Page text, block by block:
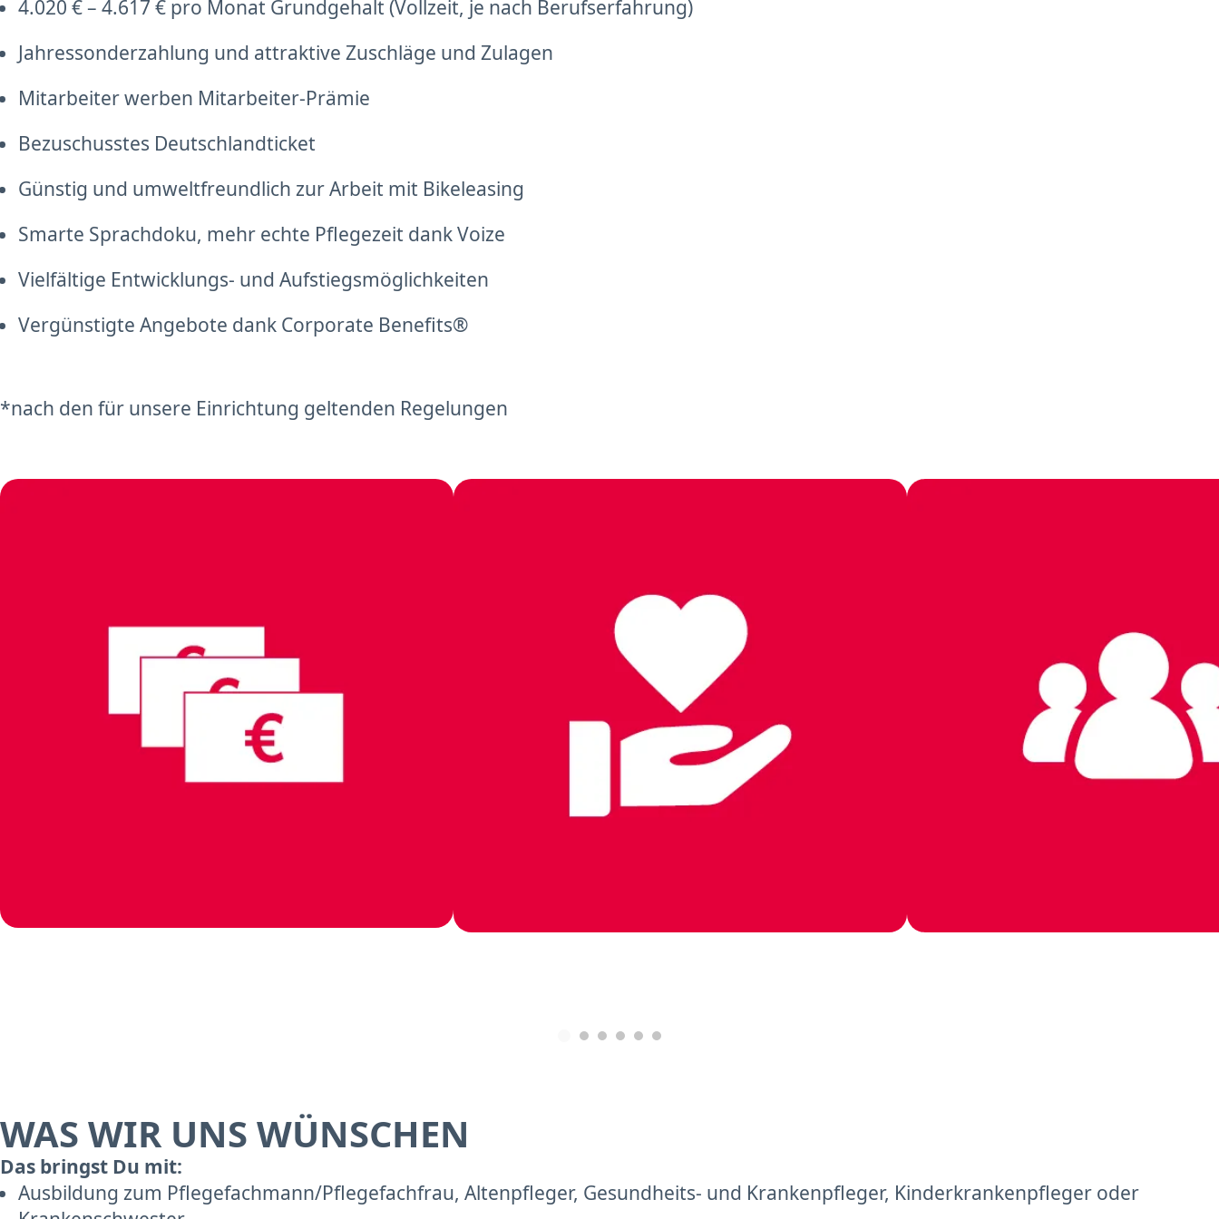
4.020 € – 4.617 € pro Monat Grundgehalt (Vollzeit, je nach Berufserfahrung)
Jahressonderzahlung und attraktive Zuschläge und Zulagen
Mitarbeiter werben Mitarbeiter-Prämie
Bezuschusstes Deutschlandticket
Günstig und umweltfreundlich zur Arbeit mit Bikeleasing
Smarte Sprachdoku, mehr echte Pflegezeit dank Voize
Vielfältige Entwicklungs- und Aufstiegsmöglichkeiten
Vergünstigte Angebote dank Corporate Benefits®
*nach den für unsere Einrichtung geltenden Regelungen
WAS WIR UNS WÜNSCHEN
Das bringst Du mit:
Ausbildung zum Pflegefachmann/Pflegefachfrau, Altenpfleger, Gesundheits- und Krankenpfleger, Kinderkrankenpfleger oder